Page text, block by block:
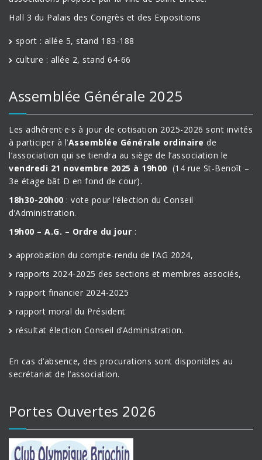
Hall 3 du Palais des Congrès et des Expositions
sport : allée 5, stand 183-188
culture : allée 2, stand 64-66
Assemblée Générale 2025
Les adhérent·e·s à jour de cotisation 2025-2026 sont invités
à participer à l’Assemblée Générale ordinaire de
l’association qui se tiendra au siège de l’association le
vendredi 21 novembre 2025 à 19h00 (14 rue St-Benoît –
3e étage bât D en fond de cour).
18h30-20h00 : vote pour l’élection du Conseil
d’Administration.
19h00 – A.G. – Ordre du jour :
approbation du compte-rendu de l’AG 2024,
rapports 2024-2025 des sections et membres associés,
rapport financier 2024-2025
rapport moral du Président
résultat élection Conseil d’Administration.
En cas d’absence, des procurations sont disponibles au
secrétariat de l’association.
Portes Ouvertes 2026